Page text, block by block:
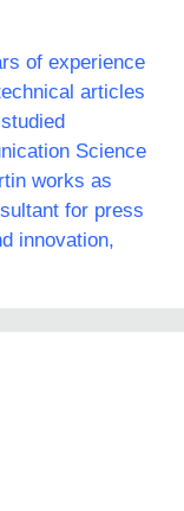
of experience
articles
Science
works as
for press
innovation,